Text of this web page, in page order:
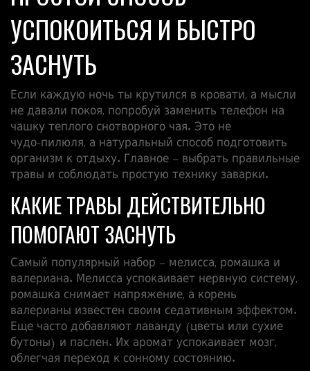
УСПОКОИТЬСЯ И БЫСТРО
ЗАСНУТЬ
Если каждую ночь ты крутился в кровати, а мысли
не давали покоя, попробуй заменить телефон на
чашку теплого снотворного чая. Это не
чудо‑пилюля, а натуральный способ подготовить
организм к отдыху. Главное – выбрать правильные
травы и соблюдать простую технику заварки.
КАКИЕ ТРАВЫ ДЕЙСТВИТЕЛЬНО
ПОМОГАЮТ ЗАСНУТЬ
Самый популярный набор – мелисса, ромашка и
валериана. Мелисса успокаивает нервную систему,
ромашка снимает напряжение, а корень
валерианы известен своим седативным эффектом.
Еще часто добавляют лаванду (цветы или сухие
бутоны) и паслен. Их аромат успокаивает мозг,
облегчая переход к сонному состоянию.